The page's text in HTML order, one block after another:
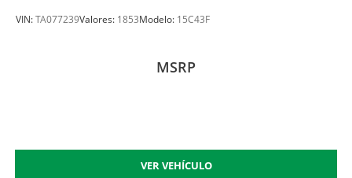
VIN:TA077239Valores: 1853Modelo: 15C43F
MSRP
VER VEHÍCULO